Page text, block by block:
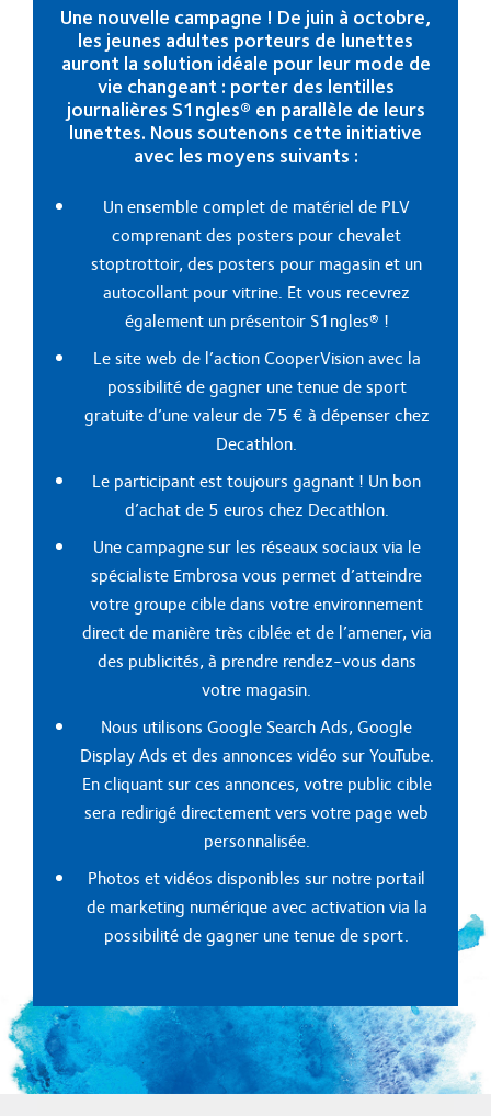
Une nouvelle campagne ! De juin à octobre,
les jeunes adultes porteurs de lunettes
auront la solution idéale pour leur mode de
vie changeant : porter des lentilles
journalières S1ngles® en parallèle de leurs
lunettes. Nous soutenons cette initiative
avec les moyens suivants :
Un ensemble complet de matériel de PLV
comprenant des posters pour chevalet
stoptrottoir, des posters pour magasin et un
autocollant pour vitrine. Et vous recevrez
également un présentoir S1ngles® !
Le site web de l’action CooperVision avec la
possibilité de gagner une tenue de sport
gratuite d’une valeur de 75 € à dépenser chez
Decathlon.
Le participant est toujours gagnant ! Un bon
d’achat de 5 euros chez Decathlon.
Une campagne sur les réseaux sociaux via le
spécialiste Embrosa vous permet d’atteindre
votre groupe cible dans votre environnement
direct de manière très ciblée et de l’amener, via
des publicités, à prendre rendez-vous dans
votre magasin.
Nous utilisons Google Search Ads, Google
Display Ads et des annonces vidéo sur YouTube.
En cliquant sur ces annonces, votre public cible
sera redirigé directement vers votre page web
personnalisée.
Photos et vidéos disponibles sur notre portail
de marketing numérique avec activation via la
possibilité de gagner une tenue de sport.